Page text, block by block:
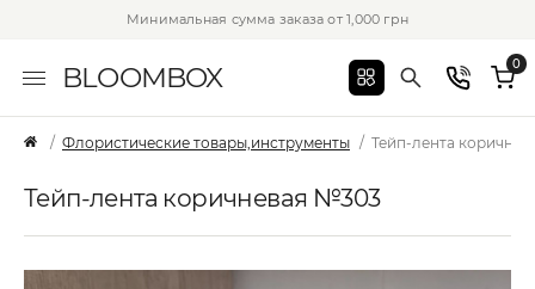
Минимальная сумма заказа от 1,000 грн
BLOOMBOX 0
Флористические товары,инструменты Тейп-лента
Тейп-лента коричневая №303